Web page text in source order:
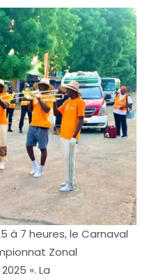
à 7 heures, le Carnaval
Zonal
». La